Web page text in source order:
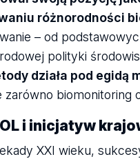
różnorodności
– od
polityki
działa pod
biomonitoring
i inicjatyw
XXI wieku,